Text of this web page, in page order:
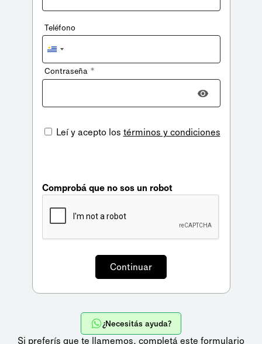
Teléfono
Uruguay
+598
Contraseña *
Leí y acepto los términos y condiciones
Comprobá que no sos un robot
¿Necesitás ayuda?
Si preferís que te llamemos, completá este formulario